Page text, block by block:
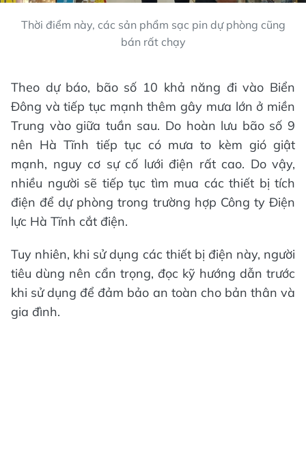
Thời điểm này, các sản phẩm sạc pin dự phòng cũng
bán rất chạy
Theo dự báo, bão số 10 khả năng đi vào Biển
Đông và tiếp tục mạnh thêm gây mưa lớn ở miền
Trung vào giữa tuần sau. Do hoàn lưu bão số 9
nên Hà Tĩnh tiếp tục có mưa to kèm gió giật
mạnh, nguy cơ sự cố lưới điện rất cao. Do vậy,
nhiều người sẽ tiếp tục tìm mua các thiết bị tích
điện để dự phòng trong trường hợp Công ty Điện
lực Hà Tĩnh cắt điện.
Tuy nhiên, khi sử dụng các thiết bị điện này, người
tiêu dùng nên cẩn trọng, đọc kỹ hướng dẫn trước
khi sử dụng để đảm bảo an toàn cho bản thân và
gia đình.